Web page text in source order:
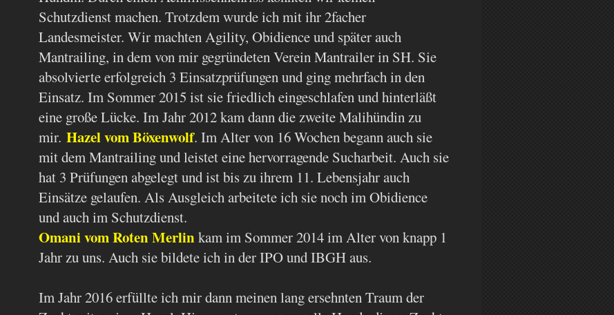
Schutzdienst machen. Trotzdem wurde ich mit ihr 2facher
Landesmeister. Wir machten Agility, Obidience und später auch
Mantrailing, in dem von mir gegründeten Verein Mantrailer in SH. Sie
absolvierte erfolgreich 3 Einsatzprüfungen und ging mehrfach in den
Einsatz. Im Sommer 2015 ist sie friedlich eingeschlafen und hinterläßt
eine große Lücke. Im Jahr 2012 kam dann die zweite Malihündin zu
mir. Hazel vom Böxenwolf. Im Alter von 16 Wochen begann auch sie
mit dem Mantrailing und leistet eine hervorragende Sucharbeit. Auch sie
hat 3 Prüfungen abgelegt und ist bis zu ihrem 11. Lebensjahr auch
Einsätze gelaufen. Als Ausgleich arbeitete ich sie noch im Obidience
und auch im Schutzdienst.
Omani vom Roten Merlin kam im Sommer 2014 im Alter von knapp 1
Jahr zu uns. Auch sie bildete ich in der IPO und IBGH aus.
Im Jahr 2016 erfüllte ich mir dann meinen lang ersehnten Traum der